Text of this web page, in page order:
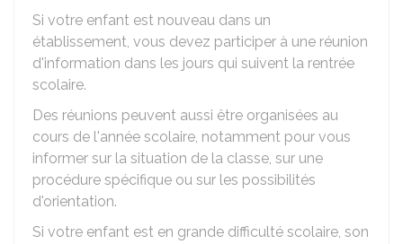
Si votre enfant est nouveau dans un
établissement, vous devez participer à une réunion
d'information dans les jours qui suivent la rentrée
scolaire.
Des réunions peuvent aussi être organisées au
cours de l'année scolaire, notamment pour vous
informer sur la situation de la classe, sur une
procédure spécifique ou sur les possibilités
d'orientation.
Si votre enfant est en grande difficulté scolaire, son